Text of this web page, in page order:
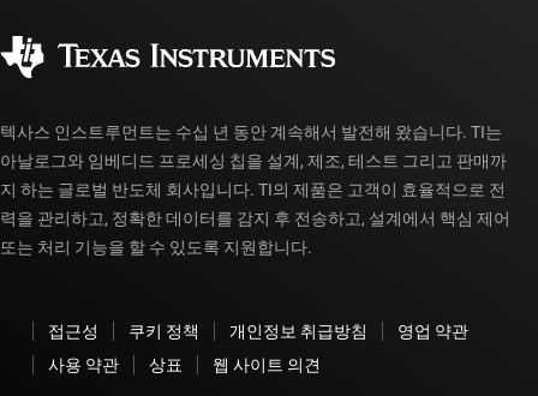
myTI 계정 FAQ
텍사스 인스트루먼트는 수십 년 동안 계속해서 발전해 왔습니다. TI는
아날로그와 임베디드 프로세싱 칩을 설계, 제조, 테스트 그리고 판매까
지 하는 글로벌 반도체 회사입니다. TI의 제품은 고객이 효율적으로 전
력을 관리하고, 정확한 데이터를 감지 후 전송하고, 설계에서 핵심 제어
또는 처리 기능을 할 수 있도록 지원합니다.
접근성 쿠키 정책 개인정보 취급방침
영업 약관
사용 약관
상표 웹 사이트 의견